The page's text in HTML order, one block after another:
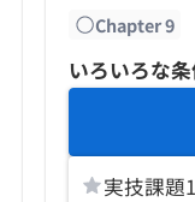
Chapter9
いろいろな
実技課題1